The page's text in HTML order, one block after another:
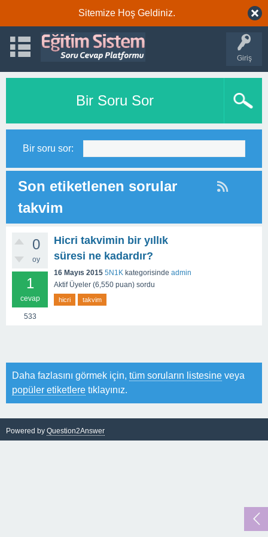
Sitemize Hoş Geldiniz.
Giriş
Bir Soru Sor
Bir soru sor:
Son etiketlenen sorular
takvim
0
oy
1
cevap
533
Hicri takvimin bir yıllık
süresi ne kadardır?
16 Mayıs 2015 5N1K kategorisinde admin
Aktif Üyeler (6,550 puan) sordu
hicri takvim
Daha fazlasını görmek için, tüm soruların listesine veya
popüler etiketlere tıklayınız.
Powered by Question2Answer